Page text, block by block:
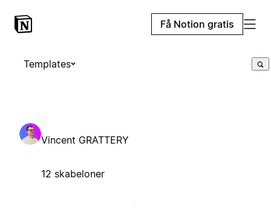
Få Notion gratis
Templates
Vincent GRATTERY
12 skabeloner